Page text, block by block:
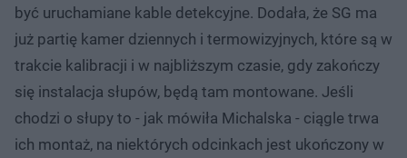
być uruchamiane kable detekcyjne. Dodała, że SG ma
już partię kamer dziennych i termowizyjnych, które są w
trakcie kalibracji i w najbliższym czasie, gdy zakończy
się instalacja słupów, będą tam montowane. Jeśli
chodzi o słupy to - jak mówiła Michalska - ciągle trwa
ich montaż, na niektórych odcinkach jest ukończony w